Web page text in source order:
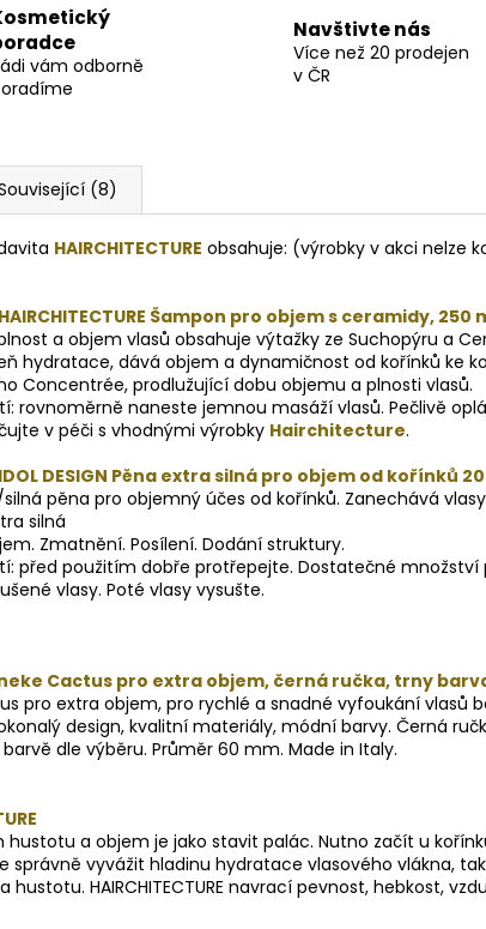
vám odborně
Navštivte nás
Více než 20 prodejen
v ČR
(8)
HAIRCHITECTURE obsahuje: (výrobky v akci nelze
Šampon pro objem s ceramidy, 250
a objem vlasů obsahuje výtažky ze Suchopýru a
hydratace, dává objem a dynamičnost od kořínků ke
Concentrée, prodlužující dobu objemu a plnosti vlasů.
rovnoměrně naneste jemnou masáží vlasů. Pečlivě
v péči s vhodnými výrobky Hairchitecture.
DESIGN Pěna extra silná pro objem od kořínků
pěna pro objemný účes od kořínků. Zanechává
silná
Zmatnění. Posílení. Dodání struktury.
před použitím dobře protřepejte. Dostatečné
vlasy. Poté vlasy vysušte.
Cactus pro extra objem, černá ručka, trny
pro extra objem, pro rychlé a snadné vyfoukání vlasů
design, kvalitní materiály, módní barvy. Černá
dle výběru. Průměr 60 mm. Made in Italy.
hustotu a objem je jako stavit palác. Nutno začít u
správně vyvážit hladinu hydratace vlasového vlákna,
hustotu. HAIRCHITECTURE navrací pevnost, hebkost,